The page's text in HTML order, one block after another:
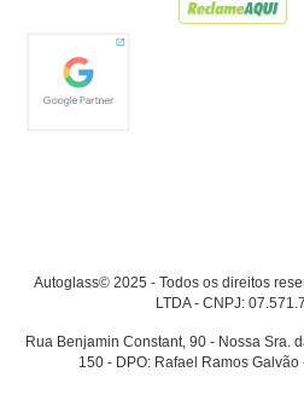
Autoglass© 2025 - Todos os direitos
LTDA - CNPJ:
Rua Benjamin Constant, 90 - Nossa Sra.
150 - DPO: Rafael Ramos